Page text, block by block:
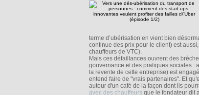
terme d’ubérisation en vient bien
continue des prix pour le client) est
chauffeurs de VTC).
Mais ces défaillances ouvrent des
gouvernance et des pratiques sociales :
la revente de cette entreprise) est
entend faire de "vrais partenaires". Et
autour d'un café de la façon dont ils
avec des chauffeurs que le fondateur dit